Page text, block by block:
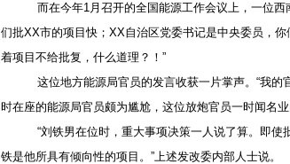
而在今年1月召开的全国能源工作会议上，一位西
们批XX市的项目快；XX自治区党委书记是中央委员，
着项目不给批复，什么道理？！”
这位地方能源局官员的发言收获一片掌声。“我的
时在座的能源局官员颇为尴尬，这位放炮官员一时闻名
“刘铁男在位时，重大事项决策一人说了算。即使
铁是他所具有倾向性的项目。”上述发改委内部人士说。